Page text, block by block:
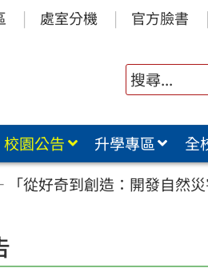
處室分機 官方臉書
校園公告 升學專區 全
從好奇到創造：開發自然災